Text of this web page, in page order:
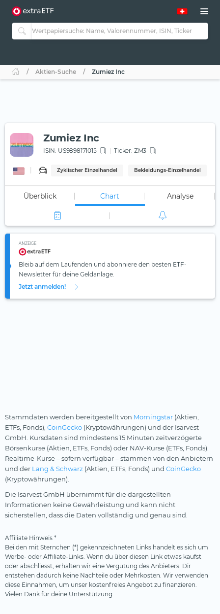
Aktien-Suche Zumiez Inc
Zumiez Inc
ISIN: US9898171015 Ticker: ZM3
Zyklischer Einzelhandel Bekleidungs-Einzelhandel
Überblick Chart Analyse
ANZEIGE
Bleib auf dem Laufenden und abonniere den besten ETF-
Newsletter für deine Geldanlage.
Jetzt anmelden!
Stammdaten werden bereitgestellt von Morningstar (Aktien,
ETFs, Fonds), CoinGecko (Kryptowährungen) und der Isarvest
GmbH. Kursdaten sind mindestens 15 Minuten zeitverzögerte
Börsenkurse (Aktien, ETFs, Fonds) oder NAV-Kurse (ETFs, Fonds).
Realtime-Kurse – sofern verfügbar – stammen von den Anbietern
und der Lang & Schwarz (Aktien, ETFs, Fonds) und CoinGecko
(Kryptowährungen).
Die Isarvest GmbH übernimmt für die dargestellten
Informationen keine Gewährleistung und kann nicht
sicherstellen, dass die Daten vollständig und genau sind.
Affiliate Hinweis *
Bei den mit Sternchen (*) gekennzeichneten Links handelt es sich um
Werbe- oder Affiliate-Links. Wenn du über diesen Link etwas kaufst
oder abschliesst, erhalten wir eine Vergütung des Anbieters. Dir
entstehen dadurch keine Nachteile oder Mehrkosten. Wir verwenden
diese Einnahmen, um unser kostenfreies Angebot zu finanzieren.
Vielen Dank für deine Unterstützung.